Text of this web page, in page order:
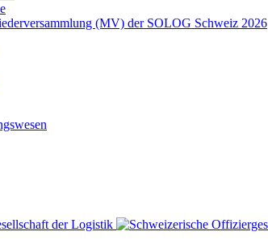
(MV) der SOLOG Schweiz 2026